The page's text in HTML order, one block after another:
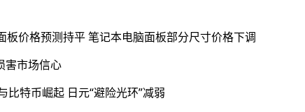
板价格预测持平 笔记本电脑面板部分尺寸价格下调
害市场信心
特币崛起 日元“避险光环”减弱